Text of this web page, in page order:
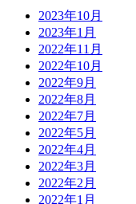
2023年10月
2023年1月
2022年11月
2022年10月
2022年9月
2022年8月
2022年7月
2022年5月
2022年4月
2022年3月
2022年2月
2022年1月